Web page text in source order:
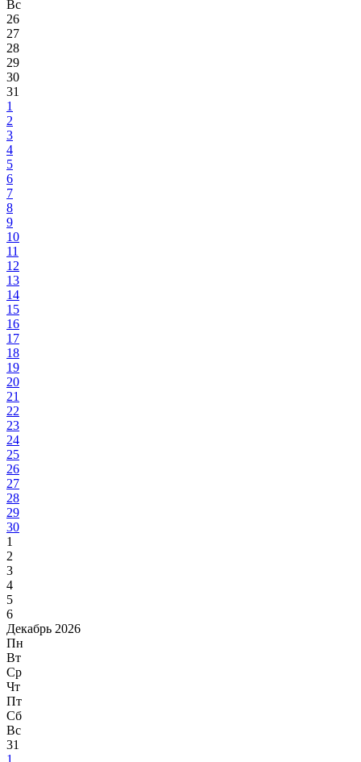
Вс
26
27
28
29
30
31
1
2
3
4
5
6
7
8
9
10
11
12
13
14
15
16
17
18
19
20
21
22
23
24
25
26
27
28
29
30
1
2
3
4
5
6
Декабрь 2026
Пн
Вт
Ср
Чт
Пт
Сб
Вс
31